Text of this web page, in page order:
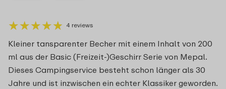
★★★★★
★★★★★ 4 reviews
Kleiner tansparenter Becher mit einem Inhalt von 200
ml aus der Basic (Freizeit-)Geschirr Serie von Mepal.
Dieses Campingservice besteht schon länger als 30
Jahre und ist inzwischen ein echter Klassiker geworden.